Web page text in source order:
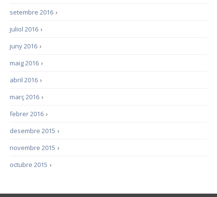
›
setembre 2016
›
juliol 2016
›
juny 2016
›
maig 2016
›
abril 2016
›
març 2016
›
febrer 2016
›
desembre 2015
›
novembre 2015
›
octubre 2015